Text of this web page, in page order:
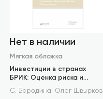
Нет в наличии
Мягкая обложка
Инвестиции в странах
БРИК: Оценка риска и
корпоративного управления
в Бразилии, России, Индии и
С. Бородина, Олег Швырков